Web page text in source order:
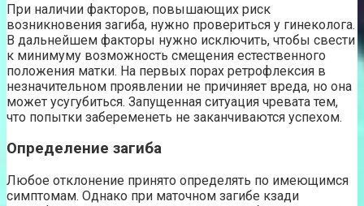
При наличии факторов, повышающих риск
возникновения загиба, нужно провериться у гинеколога.
В дальнейшем факторы нужно исключить, чтобы свести
к минимуму возможность смещения естественного
положения матки. На первых порах ретрофлексия в
незначительном проявлении не причиняет вреда, но она
может усугубиться. Запущенная ситуация чревата тем,
что попытки забеременеть не заканчиваются успехом.
Определение загиба
Любое отклонение принято определять по имеющимся
симптомам. Однако при маточном загибе кзади